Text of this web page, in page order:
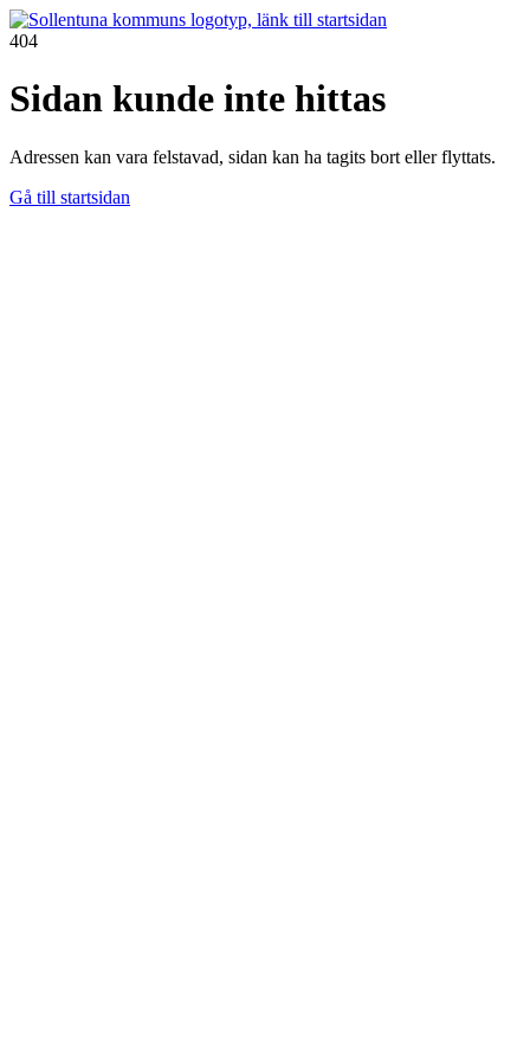
404
Sidan kunde inte hittas
Adressen kan vara felstavad, sidan kan ha tagits bort eller flyttats.
Gå till startsidan